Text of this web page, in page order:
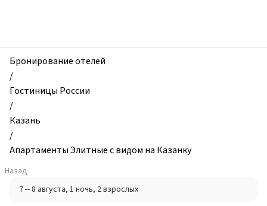
и
квартиры,
Апартаменты
Элитные
видом
на
Казанку,
Казань,
Россия
Бронирование отелей
/
Гостиницы России
/
Казань
/
Апартаменты Элитные с видом на Казанку
Назад
7 – 8 августа, 1 ночь, 2 взрослых